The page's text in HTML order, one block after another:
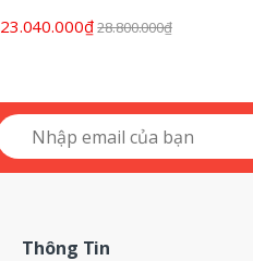
23.040.000₫ 28.800.000₫
Thông Tin